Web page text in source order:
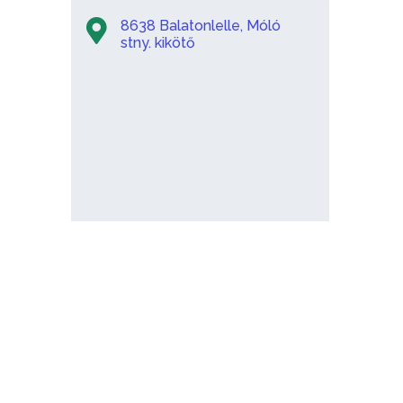
8638 Balatonlelle, Móló
stny. kikötő